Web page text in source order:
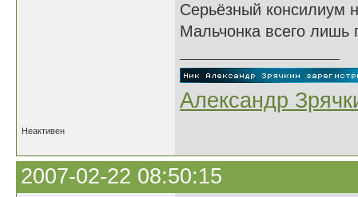
Серьёзный консилиум
Мальчонка всего
Александр
Неактивен
2007-02-22 08:50:15